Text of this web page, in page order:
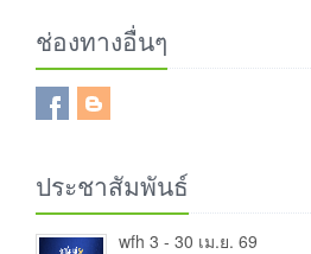
ช่องทางอื่นๆ
ประชาสัมพันธ์
wfh 3 - 30 เม.ย. 69